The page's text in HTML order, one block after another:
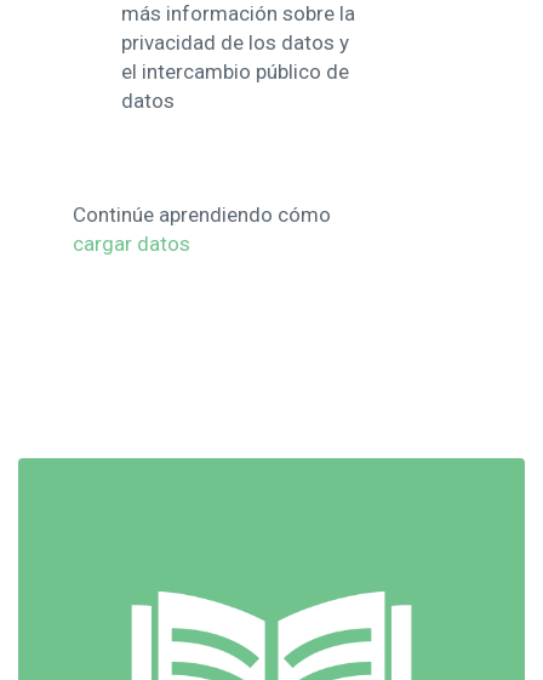
más información sobre la
privacidad de los datos y
el intercambio público de
datos
Continúe aprendiendo cómo
cargar datos